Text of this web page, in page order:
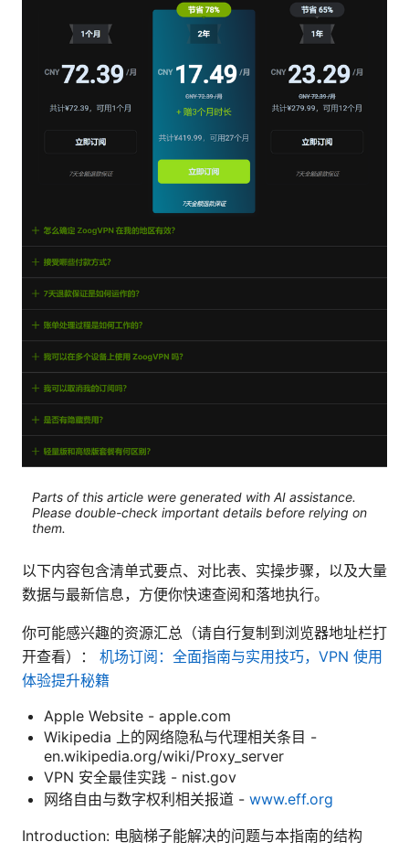
Parts of this article were generated with AI assistance.
Please double-check important details before relying on
them.
以下内容包含清单式要点、对比表、实操步骤，以及大量
数据与最新信息，方便你快速查阅和落地执行。
你可能感兴趣的资源汇总（请自行复制到浏览器地址栏打
开查看）： 机场订阅：全面指南与实用技巧，VPN 使用
体验提升秘籍
Apple Website - apple.com
Wikipedia 上的网络隐私与代理相关条目 -
en.wikipedia.org/wiki/Proxy_server
VPN 安全最佳实践 - nist.gov
网络自由与数字权利相关报道 - www.eff.org
Introduction: 电脑梯子能解决的问题与本指南的结构